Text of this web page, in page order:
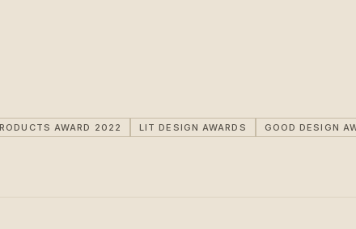
AWARD 2022 LIT DESIGN AWARDS GOOD DESIGN